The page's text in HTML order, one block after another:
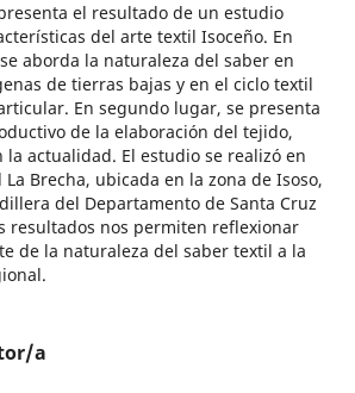
el resultado de un estudio
del arte textil Isoceño. En
aborda la naturaleza del saber en
de tierras bajas y en el ciclo textil
En segundo lugar, se presenta
de la elaboración del tejido,
la actualidad. El estudio se realizó en
Brecha, ubicada en la zona de Isoso,
del Departamento de Santa Cruz
resultados nos permiten reflexionar
de la naturaleza del saber textil a la
a